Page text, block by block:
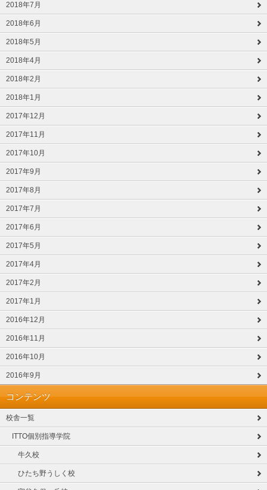
2018年7月
2018年6月
2018年5月
2018年4月
2018年2月
2018年1月
2017年12月
2017年11月
2017年10月
2017年9月
2017年8月
2017年7月
2017年6月
2017年5月
2017年4月
2017年2月
2017年1月
2016年12月
2016年11月
2016年10月
2016年9月
コンテンツ
校舎一覧
ITTO個別指導学院
牛久校
ひたち野うしく校